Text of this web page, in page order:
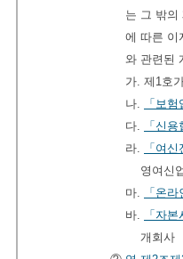
는 그 밖의
에 따른 이
와 관련된
가. 제1호
나.
「보
다.
「신
라.
「여
영여신
마.
「온
바.
「자
개회사